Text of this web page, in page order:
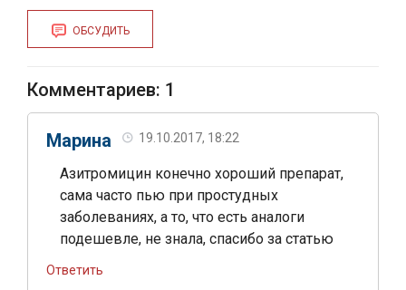
ОБСУДИТЬ
Комментариев: 1
Марина 19.10.2017, 18:22
Азитромицин конечно хороший препарат,
сама часто пью при простудных
заболеваниях, а то, что есть аналоги
подешевле, не знала, спасибо за статью
Ответить